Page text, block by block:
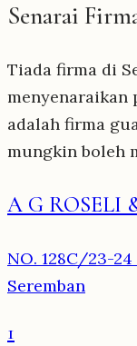
Senarai
Tiada firma di
menyenaraikan
adalah firma
mungkin boleh
A G ROSELI
NO. 128C/23-24
Seremban
1